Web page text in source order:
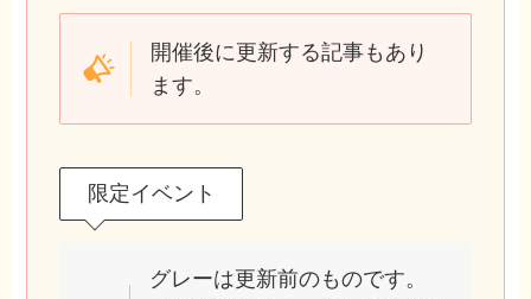
開催後に更新する記事もあり
ます。
限定イベント
グレーは更新前のものです。